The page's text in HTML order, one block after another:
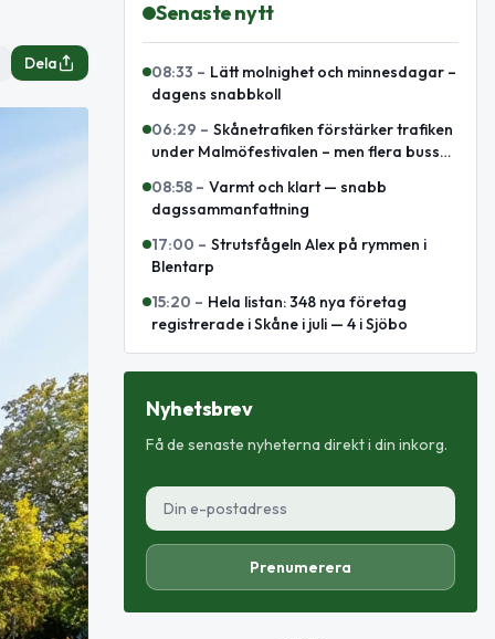
Dela
Senaste nytt
08:33 – Lätt molnighet och minnesdagar –
dagens snabbkoll
06:29 – Skånetrafiken förstärker trafiken
under Malmöfestivalen – men flera bussar
08:58 – Varmt och klart — snabb
dagssammanfattning
17:00 – Strutsfågeln Alex på rymmen i
Blentarp
15:20 – Hela listan: 348 nya företag
registrerade i Skåne i juli — 4 i Sjöbo
Nyhetsbrev
Få de senaste nyheterna direkt i din inkorg.
Prenumerera